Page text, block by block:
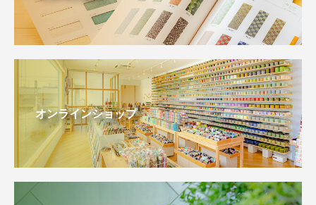
オンラインショップ